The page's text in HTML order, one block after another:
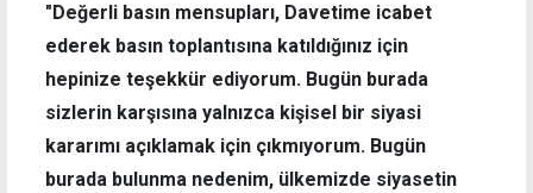
"Değerli basın mensupları, Davetime icabet
ederek basın toplantısına katıldığınız için
hepinize teşekkür ediyorum. Bugün burada
sizlerin karşısına yalnızca kişisel bir siyasi
kararımı açıklamak için çıkmıyorum. Bugün
burada bulunma nedenim, ülkemizde siyasetin